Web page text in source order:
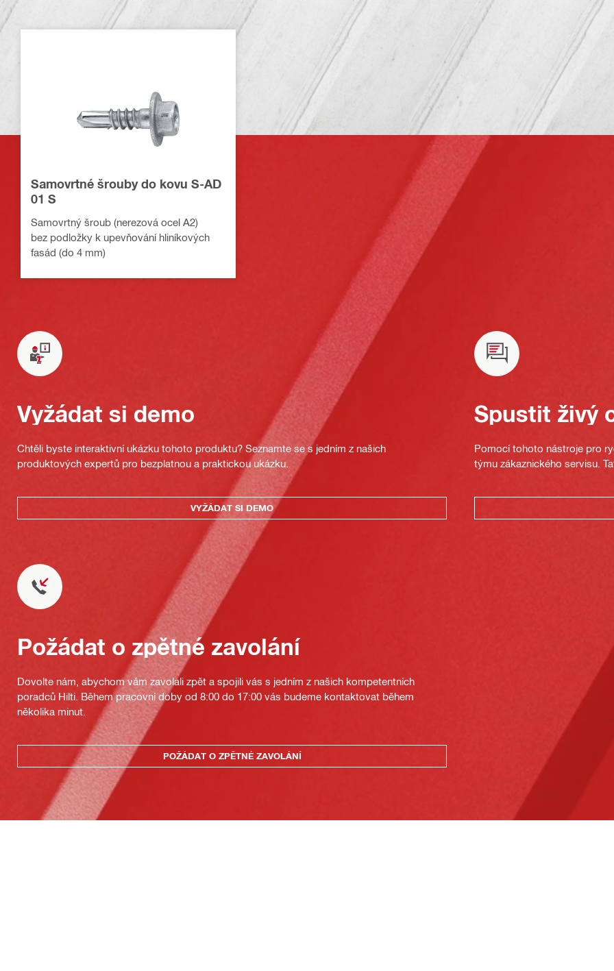
Samovrtné šrouby do kovu S-AD
01 S
Samovrtný šroub (nerezová ocel A2)
bez podložky k upevňování hliníkových
fasád (do 4 mm)
Vyžádat si demo
Chtěli byste interaktivní ukázku tohoto produktu? Seznamte se s jedním z našich
produktových expertů pro bezplatnou a praktickou ukázku.
VYŽÁDAT SI DEMO
Spustit živý
Pomocí tohoto nástroje pro
týmu zákaznického servisu.
Požádat o zpětné zavolání
Dovolte nám, abychom vám zavolali zpět a spojili vás s jedním z našich kompetentních
poradců Hilti. Během pracovní doby od 8:00 do 17:00 vás budeme kontaktovat během
několika minut.
POŽÁDAT O ZPĚTNÉ ZAVOLÁNÍ